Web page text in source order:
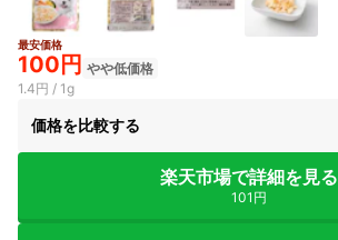
最安価格
100円 やや低価格
1.4円 / 1g
価格を比較する
楽天市場で詳細を見る
101円